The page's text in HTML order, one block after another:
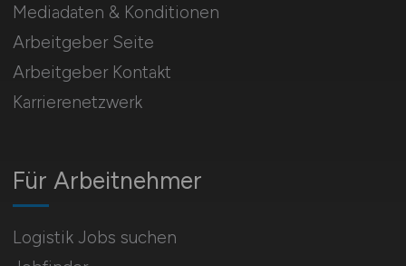
Für Arbeitnehmer
Logistik Jobs suchen
Mediadaten & Konditionen
Arbeitgeber Seite
Arbeitgeber Kontakt
Karrierenetzwerk